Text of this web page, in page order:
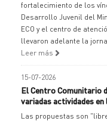
fortalecimiento de los
Desarrollo Juvenil del
ECO y el centro de
llevaron adelante la
Leer más
15-07-2026
El Centro Comunitario
variadas actividades
Las propuestas son